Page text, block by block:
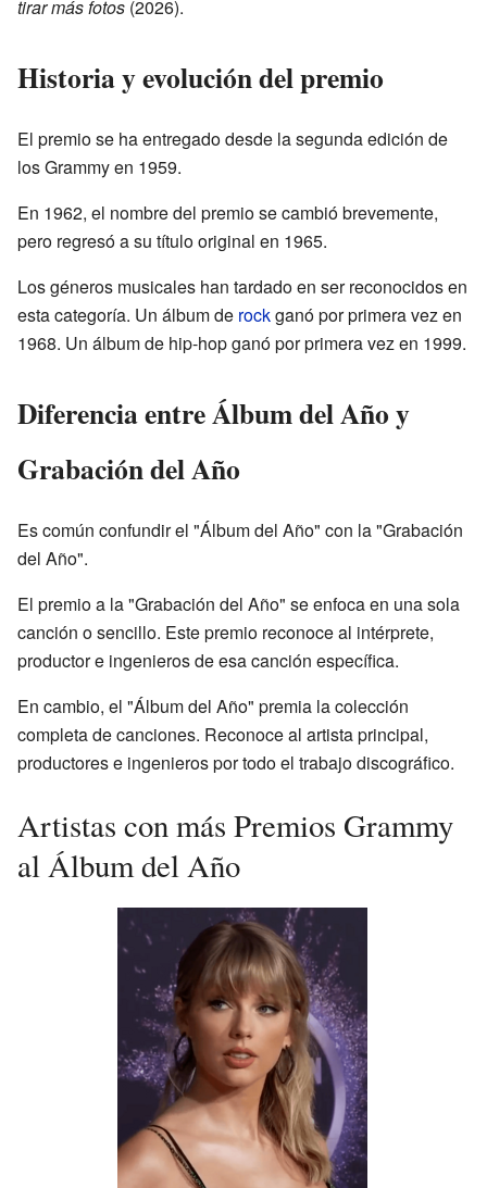
tirar más fotos (2026).
Historia y evolución del premio
El premio se ha entregado desde la segunda edición de
los Grammy en 1959.
En 1962, el nombre del premio se cambió brevemente,
pero regresó a su título original en 1965.
Los géneros musicales han tardado en ser reconocidos en
esta categoría. Un álbum de rockganó por primera vez en
1968. Un álbum de hip-hop ganó por primera vez en 1999.
Diferencia entre Álbum del Año y
Grabación del Año
Es común confundir el "Álbum del Año" con la "Grabación
del Año".
El premio a la "Grabación del Año" se enfoca en una sola
canción o sencillo. Este premio reconoce al intérprete,
productor e ingenieros de esa canción específica.
En cambio, el "Álbum del Año" premia la colección
completa de canciones. Reconoce al artista principal,
productores e ingenieros por todo el trabajo discográfico.
Artistas con más Premios Grammy
al Álbum del Año